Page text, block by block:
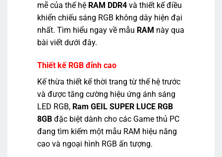
mẽ của thế hệ RAM DDR4 và thiết kế điều
khiển chiếu sáng RGB không dây hiện đại
nhất. Tìm hiểu ngay về mẫu RAM này qua
bài viết dưới đây.
Thiết kế RGB đỉnh cao
Kế thừa thiết kế thời trang từ thế hệ trước
và được tăng cường hiệu ứng ánh sáng
LED RGB, Ram GEIL SUPER LUCE RGB
8GB đặc biệt dành cho các Game thủ PC
đang tìm kiếm một mẫu RAM hiệu năng
cao và ngoại hình RGB ấn tượng.